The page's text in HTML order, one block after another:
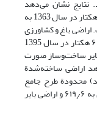
نتایج نشان می‌دهد
مساحت اراضی ساخته‌شدة شهری از ۲۰۱۶٫۵۵ هکتار در سال 1363 به
‌یافته است. اراضی باغ و کشاورزی
نیز از 20/2571 هکتار در سال 1363 به ۶۲۸٫۷۹ هکتار در سال 1395
ساخت‌و‌ساز صورت
اراضی ساخته‌شدة
به 01/7523 (58/86 درصد) محدودة طرح جامع
خواهد رسید. مساحت باغ‌ها و اراضی کشاورزی به ۶۱۹٫۶ و اراضی بایر